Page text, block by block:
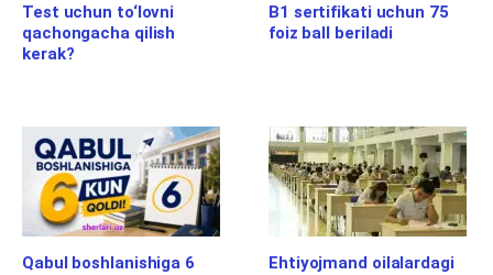
Test uchun to‘lovni
qachongacha qilish
kerak?
B1 sertifikati uchun 75
foiz ball beriladi
Qabul boshlanishiga 6
Ehtiyojmand oilalardagi